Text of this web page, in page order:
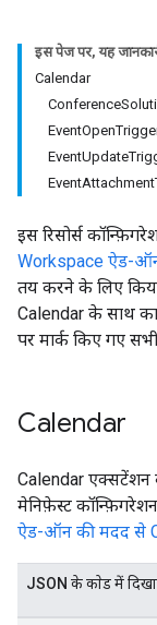
इस पेज पर, यह
Calendar
इस रिसोर्स
Workspace ऐड-
तय करने के लिए
Calendar के साथ
पर मार्क किए गए
Calendar
Calendar
मेनिफ़ेस्ट
ऐड-ऑन की मदद से
JSON के काेड में